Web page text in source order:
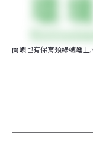
蘭嶼也有保育類綠蠵龜